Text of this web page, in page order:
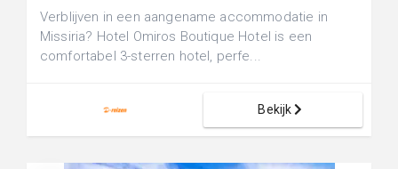
Verblijven in een aangename accommodatie in
Missiria? Hotel Omiros Boutique Hotel is een
comfortabel 3-sterren hotel, perfe...
Bekijk